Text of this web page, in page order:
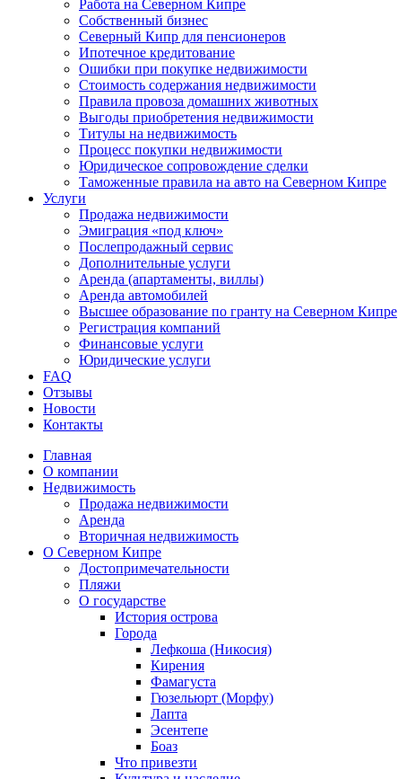
Работа на Северном Кипре
Собственный бизнес
Северный Кипр для пенсионеров
Ипотечное кредитование
Ошибки при покупке недвижимости
Стоимость содержания недвижимости
Правила провоза домашних животных
Выгоды приобретения недвижимости
Титулы на недвижимость
Процесс покупки недвижимости
Юридическое сопровождение сделки
Таможенные правила на авто на Северном Кипре
Услуги
Продажа недвижимости
Эмиграция «под ключ»
Послепродажный сервис
Дополнительные услуги
Аренда (апартаменты, виллы)
Аренда автомобилей
Высшее образование по гранту на Северном Кипре
Регистрация компаний
Финансовые услуги
Юридические услуги
FAQ
Отзывы
Новости
Контакты
Главная
О компании
Недвижимость
Продажа недвижимости
Аренда
Вторичная недвижимость
О Северном Кипре
Достопримечательности
Пляжи
О государстве
История острова
Города
Лефкоша (Никосия)
Кирения
Фамагуста
Гюзельюрт (Морфу)
Лапта
Эсентепе
Боаз
Что привезти